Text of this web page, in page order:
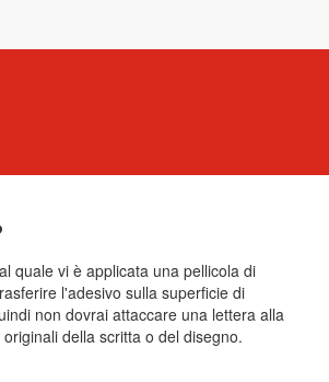
quale vi è applicata una pellicola di
l'adesivo sulla superficie di
non dovrai attaccare una lettera alla
della scritta o del disegno.